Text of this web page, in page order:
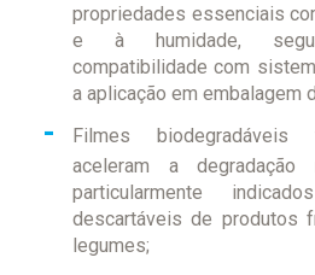
propriedades essenciais
e à humidade,
compatibilidade com
a aplicação em embalagem
Filmes biodegradáveis
aceleram a degradação
particularmente
descartáveis de produtos
legumes;